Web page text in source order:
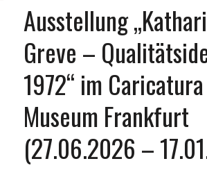
Ausstellung
Greve –
1972“ im Caricatura
Museum Frankfurt
(27.06.2026 –